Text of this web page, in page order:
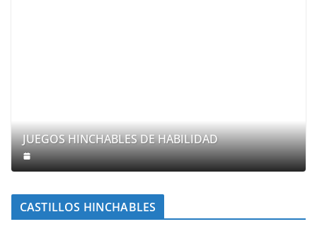
JUEGOS HINCHABLES DE HABILIDAD
CASTILLOS HINCHABLES